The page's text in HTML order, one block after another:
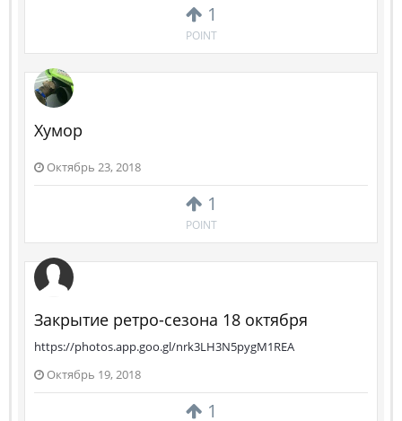
1
POINT
1
POINT
Хумор
Октябрь 23, 2018
1
Закрытие ретро-сезона 18 октября
https://photos.app.goo.gl/nrk3LH3N5pygM1REA
Октябрь 19, 2018